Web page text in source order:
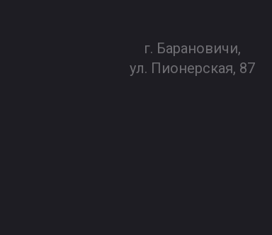
г. Барановичи,
ул. Пионерская, 87